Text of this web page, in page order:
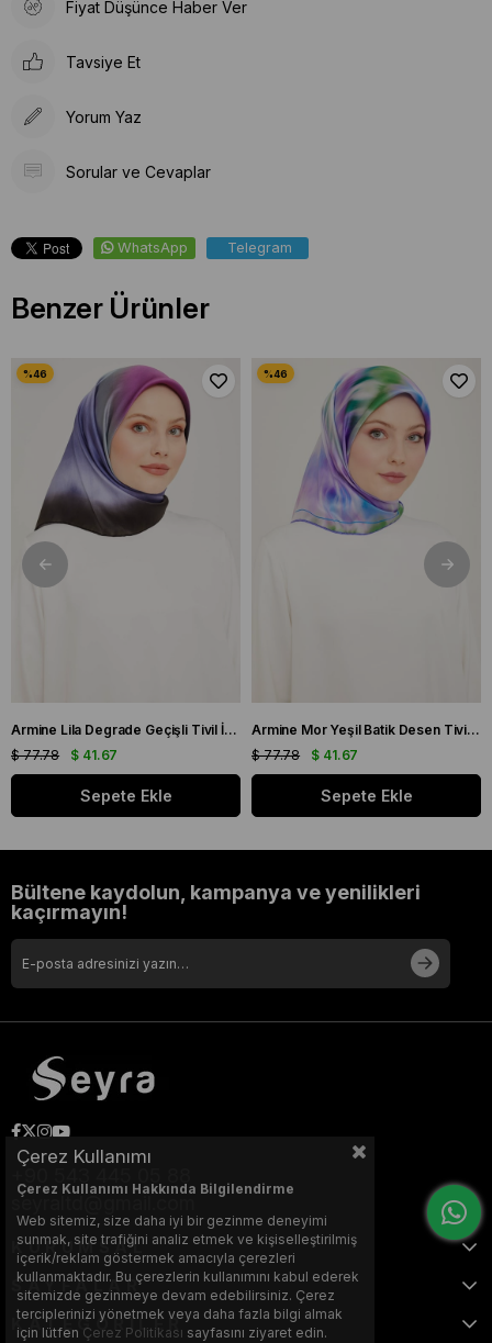
Fiyat Düşünce Haber Ver
Tavsiye Et
Yorum Yaz
Sorular ve Cevaplar
WhatsApp Telegram
Benzer Ürünler
Armine Lila Degrade Geçişli Tivil İpek Eşarp 9051 - 59
$ 41.67
$ 77.78
Sepete Ekle
Armine Mor Yeşil Batik Desen Tivil İpek Eşarp 9136 - 50
$ 41.67
$ 77.78
Sepete Ekle
Bültene kaydolun, kampanya ve yenilikleri
kaçırmayın!
seyraltd@gmail.com
KURUMSAL
SAYFALAR
KATEGORİLER
Çerez Kullanımı
Çerez Kullanımı Hakkında Bilgilendirme
Web sitemiz, size daha iyi bir gezinme deneyimi
sunmak, site trafiğini analiz etmek ve kişiselleştirilmiş
içerik/reklam göstermek amacıyla çerezleri
kullanmaktadır. Bu çerezlerin kullanımını kabul ederek
sitemizde gezinmeye devam edebilirsiniz. Çerez
terciplerinizi yönetmek veya daha fazla bilgi almak
için lütfen Çerez Politikası sayfasını ziyaret edin.